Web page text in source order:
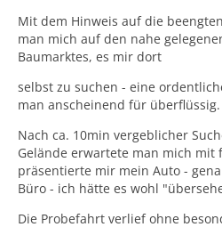
Mit dem Hinweis auf die
man mich auf den nahe
Baumarktes, es mir dort
selbst zu suchen - eine
man anscheinend für überflüssig.
Nach ca. 10min vergeblicher
Gelände erwartete man mich
präsentierte mir mein Auto -
Büro - ich hätte es wohl
Die Probefahrt verlief ohne